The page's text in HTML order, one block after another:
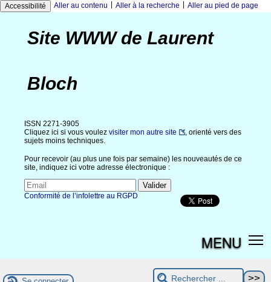
Accessibilité Aller au contenu Aller à la recherche Aller au pied de page
Site WWW de Laurent
Bloch
ISSN 2271-3905
Cliquez ici si vous voulez visiter mon autre site
, orienté vers des
sujets moins techniques.
Pour recevoir (au plus une fois par semaine) les nouveautés de ce
site, indiquez ici votre adresse électronique :
Conformité de l’infolettre au RGPD
MENU